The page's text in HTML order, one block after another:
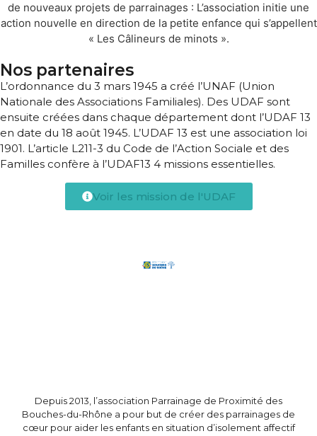
de nouveaux projets de parrainages : L’association initie une
action nouvelle en direction de la petite enfance qui s’appellent
« Les Câlineurs de minots ».
Nos partenaires
L’ordonnance du 3 mars 1945 a créé l’UNAF (Union
Nationale des Associations Familiales). Des UDAF sont
ensuite créées dans chaque département dont l’UDAF 13
en date du 18 août 1945. L’UDAF 13 est une association loi
1901. L’article L211-3 du Code de l’Action Sociale et des
Familles confère à l’UDAF13 4 missions essentielles.
Voir les mission de l'UDAF
Depuis 2013, l’association Parrainage de Proximité des
Bouches-du-Rhône a pour but de créer des parrainages de
cœur pour aider les enfants en situation d’isolement affectif